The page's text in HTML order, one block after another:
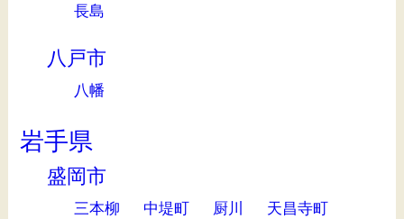
長島
八戸市
八幡
岩手県
盛岡市
三本柳 中堤町 厨川
天昌寺町